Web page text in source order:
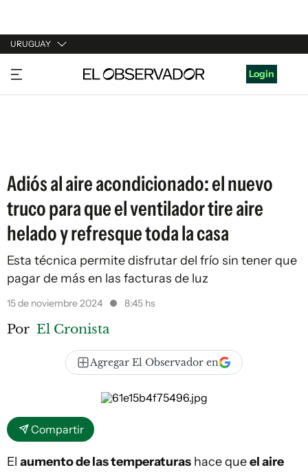
URUGUAY
URUGUAY
ARGENTINA
Login
Adiós al aire acondicionado: el nuevo
truco para que el ventilador tire aire
helado y refresque toda la casa
Esta técnica permite disfrutar del frío sin tener que
pagar de más en las facturas de luz
15 de noviembre 2024 8:45 hs
Por El Cronista
Agregar El Observador en
Compartir
El aumento de las temperaturas hace queel aire